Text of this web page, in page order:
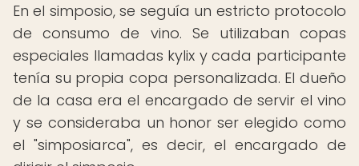
En el simposio, se seguía un estricto protocolo
de consumo de vino. Se utilizaban copas
especiales llamadas kylix y cada participante
tenía su propia copa personalizada. El dueño
de la casa era el encargado de servir el vino
y se consideraba un honor ser elegido como
el "simposiarca", es decir, el encargado de